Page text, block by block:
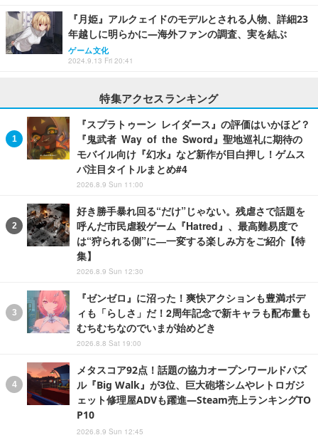
『月姫』アルクェイドのモデルとされる人物、詳細23
年越しに明らかに―海外ファンの調査、実を結ぶ
ゲーム文化
2024.9.13 Fri 20:41
特集アクセスランキング
『スプラトゥーン レイダース』の評価はいかほど？
『鬼武者 Way of the Sword』聖地巡礼に期待の
モバイル向け『幻水』など新作が目白押し！ゲムス
パ注目タイトルまとめ#4
2026.8.9 Sun 11:00
好き勝手暴れ回る“だけ”じゃない。残虐さで話題を
呼んだ市民虐殺ゲーム『Hatred』、最高難易度で
は“狩られる側”に―一変する楽しみ方をご紹介【特
集】
2026.8.9 Sun 12:30
『ゼンゼロ』に沼った！爽快アクションも豊満ボデ
ィも「らしさ」だ！2周年記念で新キャラも配布量も
むちむちなのでいまが始めどき
2026.8.8 Sat 19:00
メタスコア92点！話題の協力オープンワールドパズ
ル『Big Walk』が3位、巨大砲塔シムやレトロガジ
ェット修理屋ADVも躍進―Steam売上ランキングTO
P10
2026.8.9 Sun 12:45